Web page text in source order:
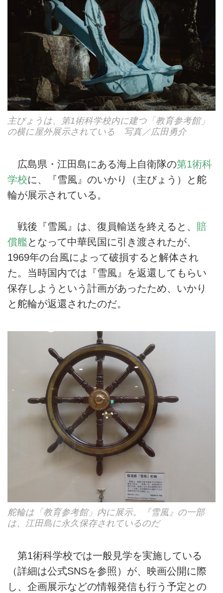
主びょうは、第1術科学校内に建つ「教育参考館」
の横に屋外展示されている 写真／広田勇介
広島県・江田島にある海上自衛隊の第1術科
学校に、『雪風』のいかり（主びょう）と舵
輪が展示されている。
戦後『雪風』は、復員輸送を終えると、 賠
償艦となって中華民国に引き渡されたが、
1969年の台風によって破損すると解体され
た。当時国内では『雪風』を返還してもらい
保存しようという計画があったため、いかり
と舵輪が返還されたのだ。
舵輪は「教育参考館」内に展示。『雪風』の一部
は、江田島に永久保存されているのだ
第1術科学校では一般見学を実施している
（詳細は公式SNSを参照）が、映画公開に際
し、企画展示などの情報発信も行う予定との